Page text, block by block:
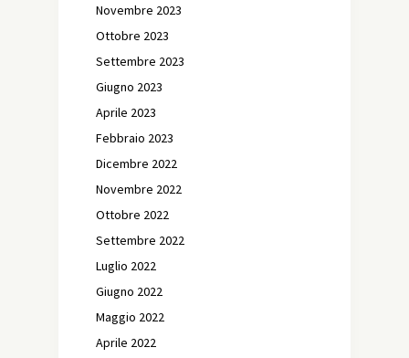
Novembre 2023
Ottobre 2023
Settembre 2023
Giugno 2023
Aprile 2023
Febbraio 2023
Dicembre 2022
Novembre 2022
Ottobre 2022
Settembre 2022
Luglio 2022
Giugno 2022
Maggio 2022
Aprile 2022